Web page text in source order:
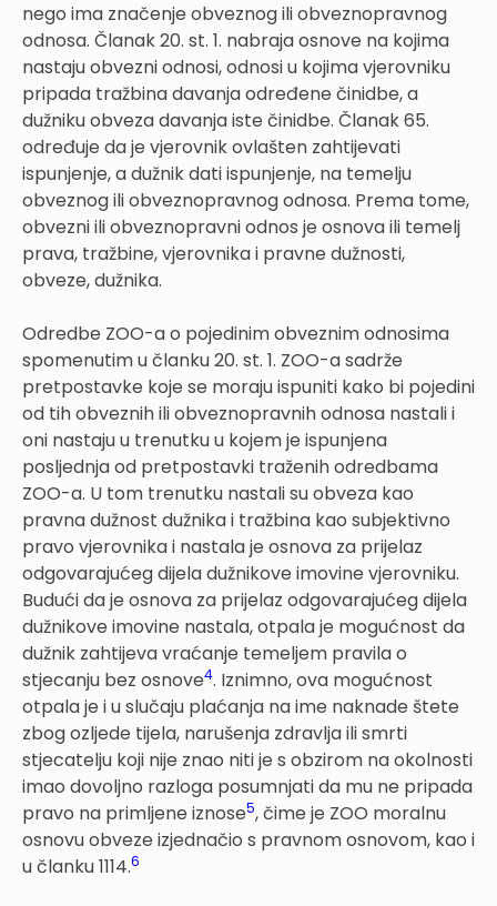
nego ima značenje obveznog ili obveznopravnog
odnosa. Članak 20. st. 1. nabraja osnove na kojima
nastaju obvezni odnosi, odnosi u kojima vjerovniku
pripada tražbina davanja određene činidbe, a
dužniku obveza davanja iste činidbe. Članak 65.
određuje da je vjerovnik ovlašten zahtijevati
ispunjenje, a dužnik dati ispunjenje, na temelju
obveznog ili obveznopravnog odnosa. Prema tome,
obvezni ili obveznopravni odnos je osnova ili temelj
prava, tražbine, vjerovnika i pravne dužnosti,
obveze, dužnika.
Odredbe ZOO-a o pojedinim obveznim odnosima
spomenutim u članku 20. st. 1. ZOO-a sadrže
pretpostavke koje se moraju ispuniti kako bi pojedini
od tih obveznih ili obveznopravnih odnosa nastali i
oni nastaju u trenutku u kojem je ispunjena
posljednja od pretpostavki traženih odredbama
ZOO-a. U tom trenutku nastali su obveza kao
pravna dužnost dužnika i tražbina kao subjektivno
pravo vjerovnika i nastala je osnova za prijelaz
odgovarajućeg dijela dužnikove imovine vjerovniku.
Budući da je osnova za prijelaz odgovarajućeg dijela
dužnikove imovine nastala, otpala je mogućnost da
dužnik zahtijeva vraćanje temeljem pravila o
stjecanju bez osnove4. Iznimno, ova mogućnost
otpala je i u slučaju plaćanja na ime naknade štete
zbog ozljede tijela, narušenja zdravlja ili smrti
stjecatelju koji nije znao niti je s obzirom na okolnosti
imao dovoljno razloga posumnjati da mu ne pripada
pravo na primljene iznose5, čime je ZOO moralnu
osnovu obveze izjednačio s pravnom osnovom, kao i
u članku 1114.6